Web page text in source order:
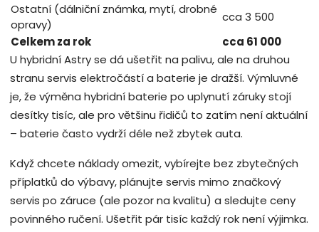
Ostatní (dálniční známka, mytí, drobné
opravy)
cca 3 500
Celkem za rok
cca 61 000
U hybridní Astry se dá ušetřit na palivu, ale na druhou
stranu servis elektročástí a baterie je dražší. Výmluvné
je, že výměna hybridní baterie po uplynutí záruky stojí
desítky tisíc, ale pro většinu řidičů to zatím není aktuální
– baterie často vydrží déle než zbytek auta.
Když chcete náklady omezit, vybírejte bez zbytečných
příplatků do výbavy, plánujte servis mimo značkový
servis po záruce (ale pozor na kvalitu) a sledujte ceny
povinného ručení. Ušetřit pár tisíc každý rok není výjimka.